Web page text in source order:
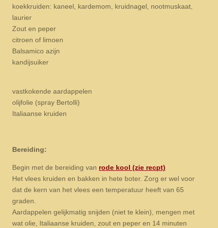
koekkruiden: kaneel, kardemom, kruidnagel, nootmuskaat,
laurier
Zout en peper
citroen of limoen
Balsamico azijn
kandijsuiker
vastkokende aardappelen
olijfolie (spray Bertolli)
Italiaanse kruiden
Bereiding:
Begin met de bereiding van rode kool (zie recpt)
Het vlees kruiden en bakken in hete boter. Zorg er wel voor
dat de kern van het vlees een temperatuur heeft van 65
graden.
Aardappelen gelijkmatig snijden (niet te klein), mengen met
wat olie, Italiaanse kruiden, zout en peper en 14 minuten